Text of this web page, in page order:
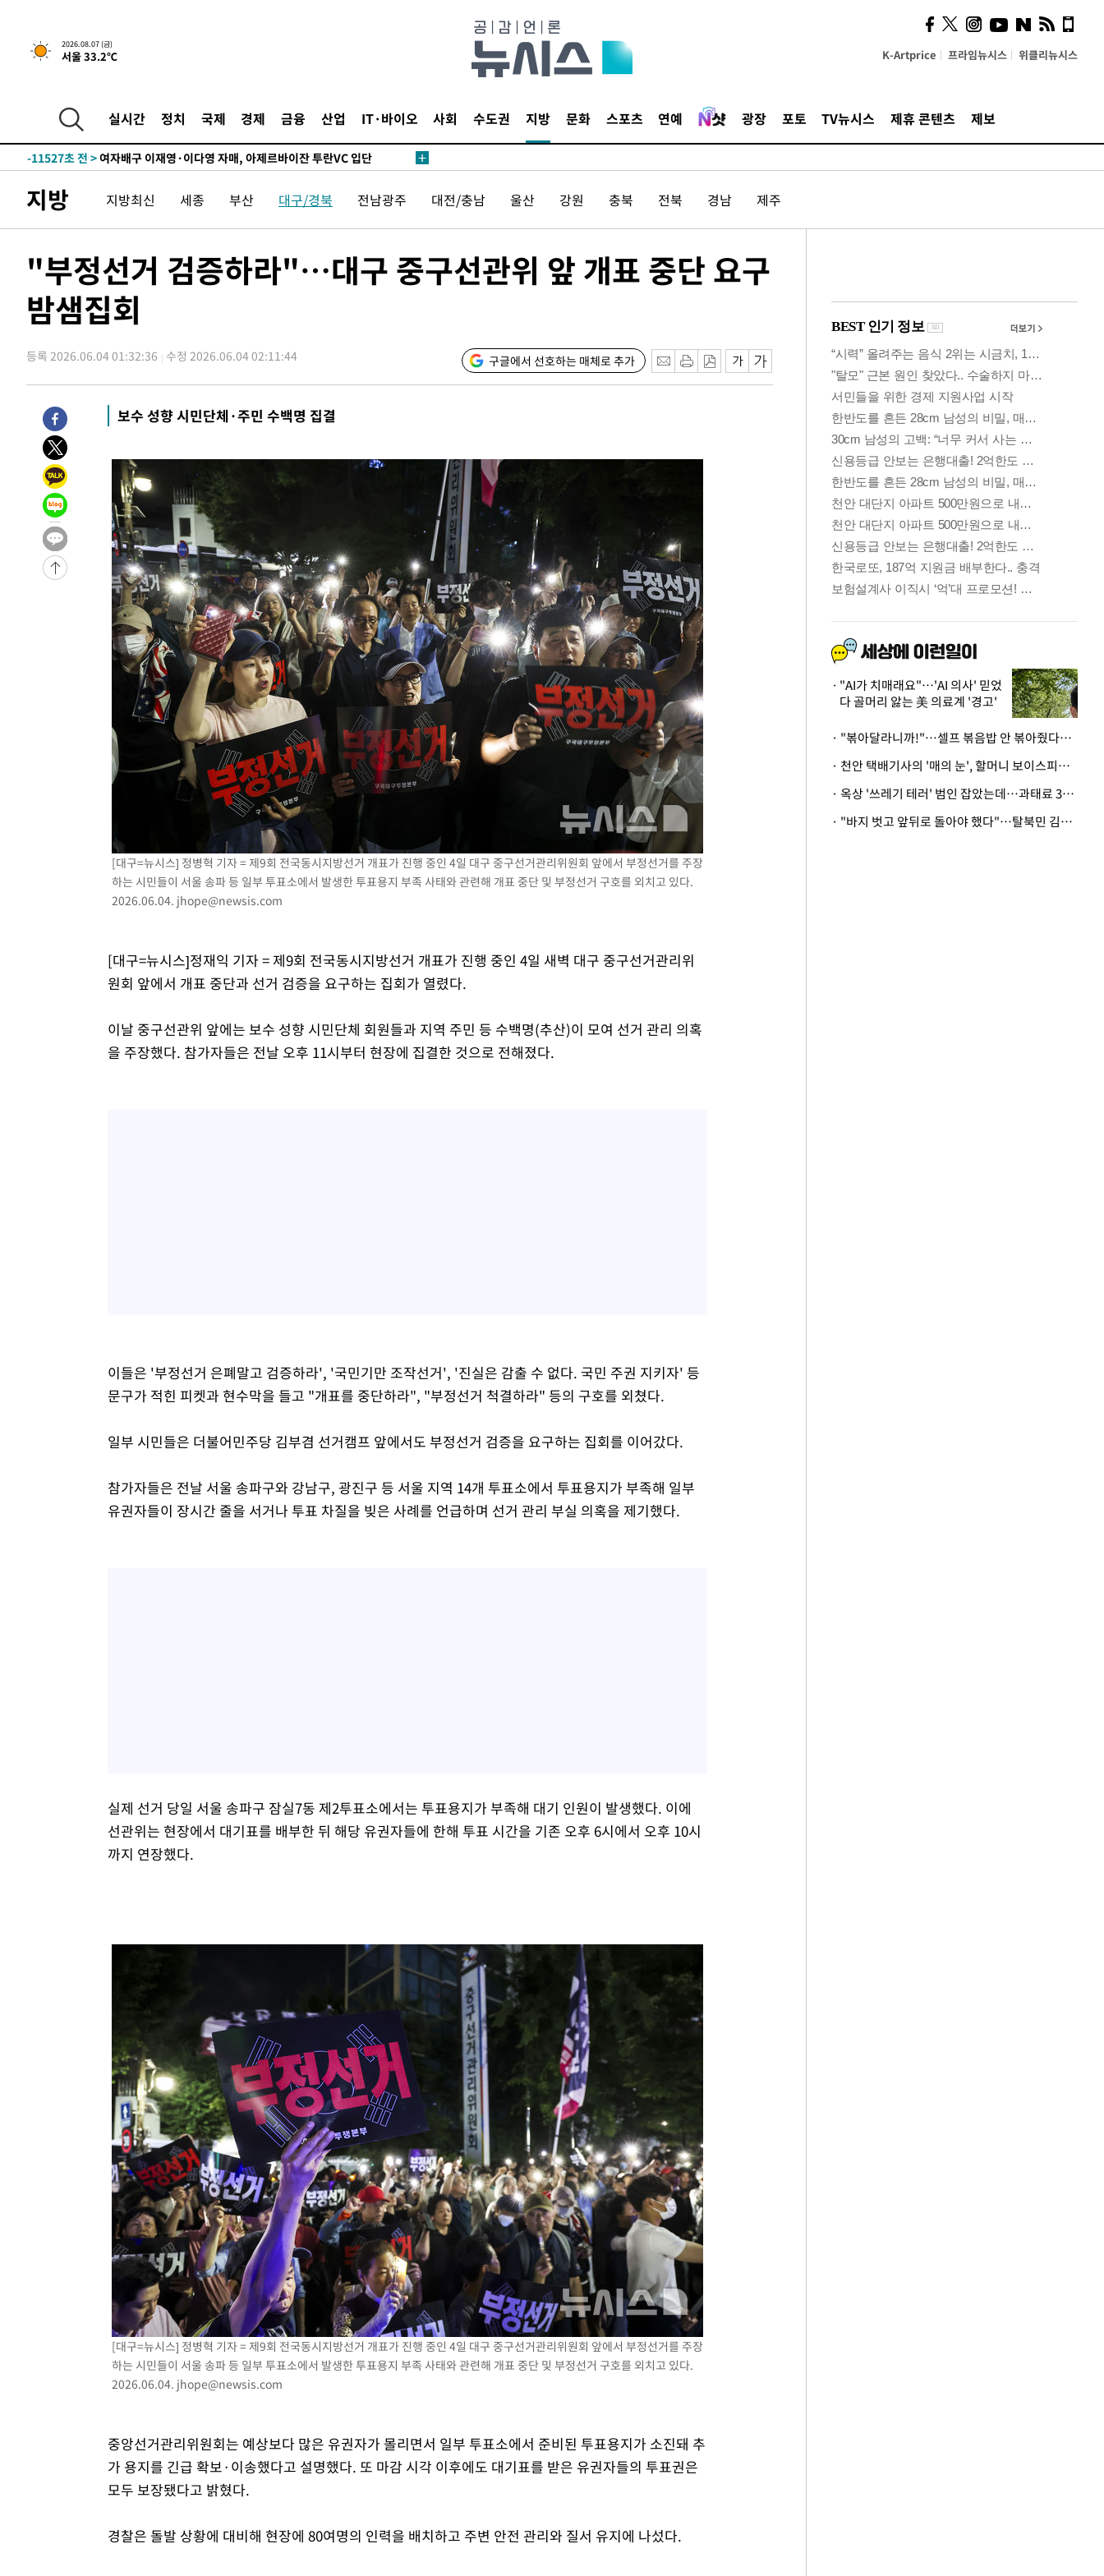
2026.08.07 (금)
서울 33.2℃ K-Artprice 프라임뉴시스 위클리뉴시스
실시간 정치 국제 경제 금융 산업 IT·바이오 사회 수도권 지방 문화 스포츠 연예 광장 포토 TV뉴시스 제휴 콘텐츠 제보
운드는 임시"
-18467초 전 >"낮 기온 소폭 하락"…수도권 폭염중대경보, 폭염경보로 하향
-18431초 전 >[속보]이 대통령, '호우피해' 안동·의성 관할 4개 면 특별재난지역
갈 수도
-16365초 전 >
낮 최고 37도 찜통더위…곳곳 소나기·강원 많은 비[내일날씨]
-14671초 전 >
응"
-11527초 전 >여자배구 이재영·이다영 자매, 아제르바이잔 투란VC 입단
-10514초 전 >
[속보]코스닥, 2.86포인트(0.36%) 내린 798.81마감
-10467초 전 >[속보]코스피, 6200선 약보합…0.60% 내린 6258.77에 마쳐
-10336초 전 >[속보] 노원서 40.1도 관측…서울, 2018년 이후 첫 40도
-7426초 전 >[속보]종합특검, '계엄 수용공간 확보' 신용해 前교정본부장 기소
-6299초 전 >
외신들도 주목한 韓축구 파문…"국민적 공분에 수사 재개"
-5292초 전 >[속보]규제합리화위원회 부위원장에 김태유 서울대 공대 교수…이병
태 후임
-1650초 전 >[속보]국힘 윤리위, '돌려차기 발언' 진종오·서범수 징계 절차 개시
50분 전 >
[속보] 7월 중국 수출 23.9%↑ 수입 27.5%↑…무역총액 25.3%↑
-31971초 전 >
-27834초 전 >
[속보]이 대통령 "부동산 공급 기존 사고방식 매달리지 말고 과감히
실천"
-26919초 전 >
이란, "오만과 '중앙 단일 루트' 합의…북쪽 인바운드·남쪽 아웃바
운드는 임시"
-18487초 전 >
"낮 기온 소폭 하락"…수도권 폭염중대경보, 폭염경보로 하향
-18451초 전 >
[속보]이 대통령, '호우피해' 안동·의성 관할 4개 면 특별재난지역
선포
-18414초 전 >
[단독]중수청 지원 검사들, 정원 초과 시 낮은 계급 임용…희망지 못
갈 수도
-16385초 전 >
낮 최고 37도 찜통더위…곳곳 소나기·강원 많은 비[내일날씨]
SK하이닉스, 용인·청주 팹에 54조 투자…"AI 메모리 수요 선제 대
여자배구 이재영·이다영 자매, 아제르바이잔 투란VC 입단
외국인 심판 성 접대 7경기 들여다보니…한국 축구 '5승 2무'
[속보]코스닥, 2.86포인트(0.36%) 내린 798.81마감
[속보]코스피, 6200선 약보합…0.60% 내린 6258.77에 마쳐
[속보]원·달러 환율, 7.7원 내린 1416.1원 마감
[속보] 노원서 40.1도 관측…서울, 2018년 이후 첫 40도
[속보]종합특검, '계엄 수용공간 확보' 신용해 前교정본부장 기소
외신들도 주목한 韓축구 파문…"국민적 공분에 수사 재개"
11시간 압수수색에 성접대 파문까지…'쑥대밭' 된 축구협회
[속보]규제합리화위원회 부위원장에 김태유 서울대 공대 교수…이병
[속보]국힘 윤리위, '돌려차기 발언' 진종오·서범수 징계 절차 개시
[속보] 7월 중국 수출 23.9%↑ 수입 27.5%↑…무역총액 25.3%↑
지방 지방최신 세종 부산 대구/경북 전남광주 대전/충남 울산 강원 충북 전북 경남 제주
"부정선거 검증하라"…대구 중구선관위 앞 개표 중단 요구
밤샘집회
등록 2026.06.04 01:32:36 수정 2026.06.04 02:11:44 구글에서 선호하는 매체로 추가
보수 성향 시민단체·주민 수백명 집결
[대구=뉴시스] 정병혁 기자 = 제9회 전국동시지방선거 개표가 진행 중인 4일 대구 중구선거관리위원회 앞에서 부정선거를 주장
하는 시민들이 서울 송파 등 일부 투표소에서 발생한 투표용지 부족 사태와 관련해 개표 중단 및 부정선거 구호를 외치고 있다.
2026.06.04. jhope@newsis.com
[대구=뉴시스]정재익 기자 = 제9회 전국동시지방선거 개표가 진행 중인 4일 새벽 대구 중구선거관리위
원회 앞에서 개표 중단과 선거 검증을 요구하는 집회가 열렸다.
이날 중구선관위 앞에는 보수 성향 시민단체 회원들과 지역 주민 등 수백명(추산)이 모여 선거 관리 의혹
을 주장했다. 참가자들은 전날 오후 11시부터 현장에 집결한 것으로 전해졌다.
이들은 '부정선거 은폐말고 검증하라', '국민기만 조작선거', '진실은 감출 수 없다. 국민 주권 지키자' 등
문구가 적힌 피켓과 현수막을 들고 "개표를 중단하라", "부정선거 척결하라" 등의 구호를 외쳤다.
일부 시민들은 더불어민주당 김부겸 선거캠프 앞에서도 부정선거 검증을 요구하는 집회를 이어갔다.
참가자들은 전날 서울 송파구와 강남구, 광진구 등 서울 지역 14개 투표소에서 투표용지가 부족해 일부
유권자들이 장시간 줄을 서거나 투표 차질을 빚은 사례를 언급하며 선거 관리 부실 의혹을 제기했다.
실제 선거 당일 서울 송파구 잠실7동 제2투표소에서는 투표용지가 부족해 대기 인원이 발생했다. 이에
선관위는 현장에서 대기표를 배부한 뒤 해당 유권자들에 한해 투표 시간을 기존 오후 6시에서 오후 10시
까지 연장했다.
[대구=뉴시스] 정병혁 기자 = 제9회 전국동시지방선거 개표가 진행 중인 4일 대구 중구선거관리위원회 앞에서 부정선거를 주장
하는 시민들이 서울 송파 등 일부 투표소에서 발생한 투표용지 부족 사태와 관련해 개표 중단 및 부정선거 구호를 외치고 있다.
2026.06.04. jhope@newsis.com
중앙선거관리위원회는 예상보다 많은 유권자가 몰리면서 일부 투표소에서 준비된 투표용지가 소진돼 추
가 용지를 긴급 확보·이송했다고 설명했다. 또 마감 시각 이후에도 대기표를 받은 유권자들의 투표권은
모두 보장됐다고 밝혔다.
경찰은 돌발 상황에 대비해 현장에 80여명의 인력을 배치하고 주변 안전 관리와 질서 유지에 나섰다.
시, 스마트폰 액세서리에
NFC 더했다
"AI가 치매래요"…'AI 의사' 믿었
다 골머리 앓는 美 의료계 '경고'
· "볶아달라니까!"…셀프 볶음밥 안 볶아줬다고 사장 폭행한 손님
· 천안 택배기사의 '매의 눈', 할머니 보이스피싱 피해 막아
· 옥상 '쓰레기 테러' 범인 잡았는데…과태료 3만원 처분에 숙박업주 허탈
· "바지 벗고 앞뒤로 돌아야 했다"…탈북민 김서아, 기쁨조 검사 수치심 회상